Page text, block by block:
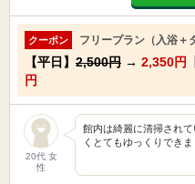
クーポン フリープラン（入浴＋
【平日】 2,500円 → 2,350円
円
20代 女
性
館内は綺麗に清掃され
くとてもゆっくりでき